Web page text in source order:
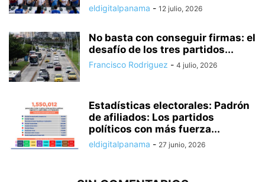
eldigitalpanama - 12 julio, 2026
No basta con conseguir firmas: el
desafío de los tres partidos...
Francisco Rodriguez - 4 julio, 2026
Estadísticas electorales: Padrón
de afiliados: Los partidos
políticos con más fuerza...
eldigitalpanama - 27 junio, 2026